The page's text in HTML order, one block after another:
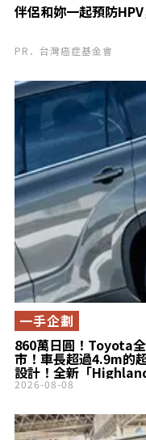
伴侶和妳一起預防
PR．台灣癌症基金會
860萬日圓！Toyota
市！車長超過4.9m的
設計！全新「
方？
一手企劃
2026-08-08